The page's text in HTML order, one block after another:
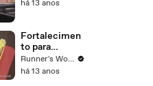
há 13 anos
Fortalecimen
to para
CorredoresRunner's World Brasil
há 13 anos